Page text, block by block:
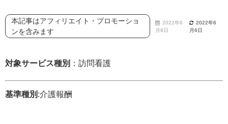
本記事はアフィリエイト・プロモーショ
ンを含みます
2022年6
月6日
2022年6
月6日
対象サービス種別 ：訪問看護
基準種別 :介護報酬